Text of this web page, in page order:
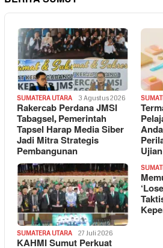
SUMATERA UTARA 3 Agustus 2026
Rakercab Perdana JMSI
Tabagsel, Pemerintah
Tapsel Harap Media Siber
Jadi Mitra Strategis
Pembangunan
SUMATERA UTARA 27 Juli 2026
KAHMI Sumut Perkuat